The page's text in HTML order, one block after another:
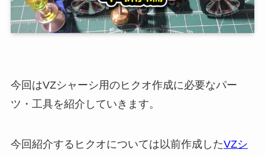
今回はVZシャーシ用のヒクオ作成に必要なパー
ツ・工具を紹介していきます。
今回紹介するヒクオについては以前作成したVZシ